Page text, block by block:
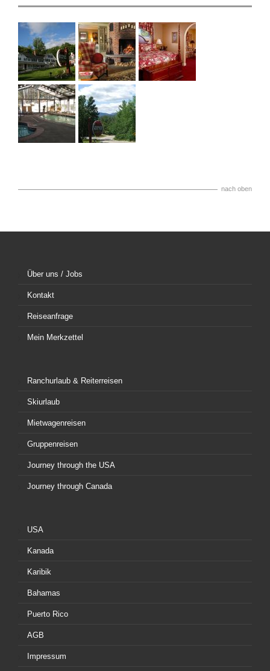
nach oben
Über uns / Jobs
Kontakt
Reiseanfrage
Mein Merkzettel
Ranchurlaub & Reiterreisen
Skiurlaub
Mietwagenreisen
Gruppenreisen
Journey through the USA
Journey through Canada
USA
Kanada
Karibik
Bahamas
Puerto Rico
AGB
Impressum